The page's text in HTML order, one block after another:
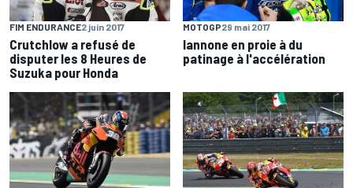
FIM ENDURANCE2 juin 2017
Crutchlow a refusé de
disputer les 8 Heures de
Suzuka pour Honda
MOTOGP29 mai 2017
Iannone en proie à du
patinage à l'accélération